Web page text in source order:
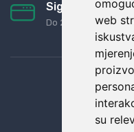
web
su
Sigurno
Do 24 rata bez